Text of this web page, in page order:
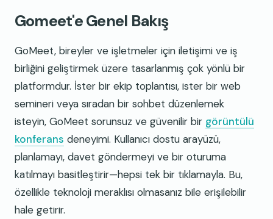
Gomeet'e Genel Bakış
GoMeet, bireyler ve işletmeler için iletişimi ve iş
birliğini geliştirmek üzere tasarlanmış çok yönlü bir
platformdur. İster bir ekip toplantısı, ister bir web
semineri veya sıradan bir sohbet düzenlemek
isteyin, GoMeet sorunsuz ve güvenilir bir görüntülü
konferans deneyimi. Kullanıcı dostu arayüzü,
planlamayı, davet göndermeyi ve bir oturuma
katılmayı basitleştirir—hepsi tek bir tıklamayla. Bu,
özellikle teknoloji meraklısı olmasanız bile erişilebilir
hale getirir.